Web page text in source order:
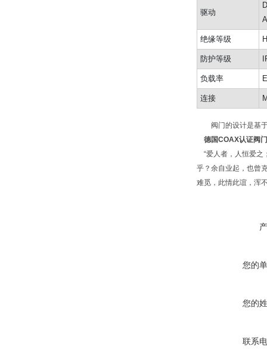
驱动
绝缘等级
防护等级
负载率
连接
阀门的设计是基于
德国COAX认证阀门
“爱人者，人恒爱之
乎？余自业起，也曾
难觅，此情此谊，浑
您的
您的
联系